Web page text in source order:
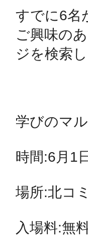
すでに6名
ご興味の
ジを検索
学びのマ
時間:6月1
場所:北コ
入場料:無